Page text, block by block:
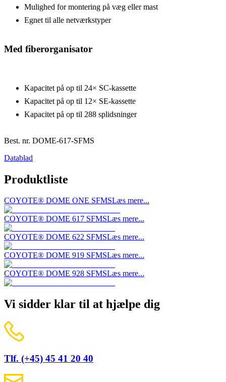
Mulighed for montering på væg eller mast
Egnet til alle netværkstyper
Med fiberorganisator
Kapacitet på op til 24× SC-kassette
Kapacitet på op til 12× SE-kassette
Kapacitet på op til 288 splidsninger
Best. nr. DOME-617-SFMS
Datablad
Produktliste
COYOTE® DOME ONE SFMSLæs mere...
COYOTE® DOME 617 SFMSLæs mere...
COYOTE® DOME 622 SFMSLæs mere...
COYOTE® DOME 919 SFMSLæs mere...
COYOTE® DOME 928 SFMSLæs mere...
Vi sidder klar til at hjælpe dig
Tlf. (+45) 45 41 20 40